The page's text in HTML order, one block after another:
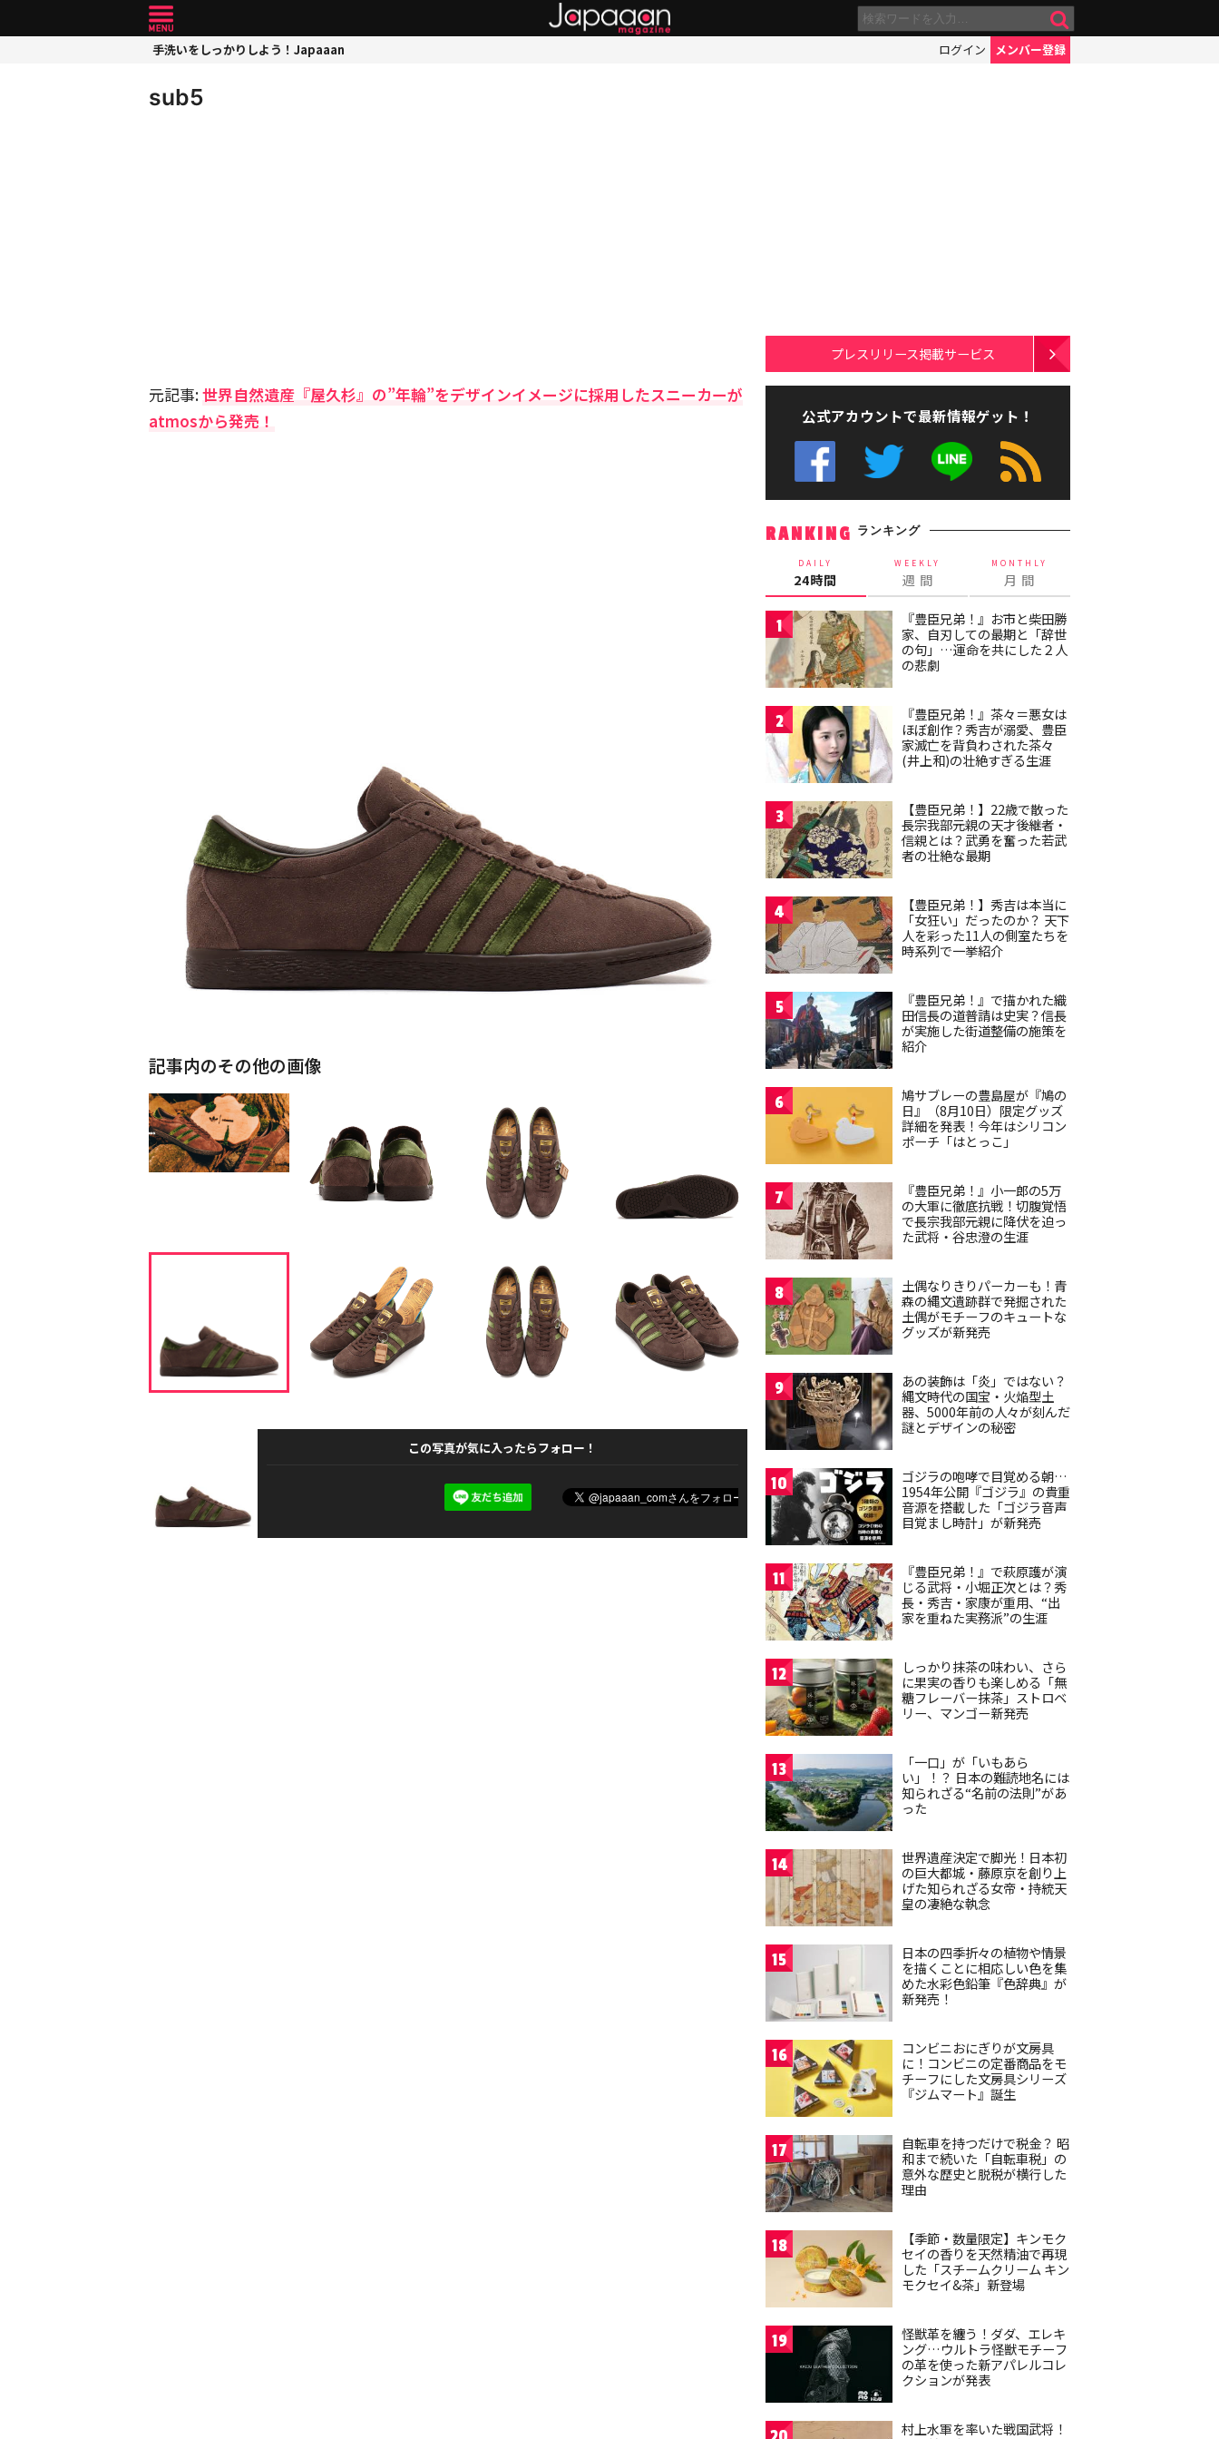
手洗いをしっかりしよう！Japaaan ログイン メンバー登録
sub5
元記事:世界自然遺産『屋久杉』の”年輪”をデザインイメージに採用したスニーカーが
atmosから発売！
記事内のその他の画像
この写真が気に入ったらフォロー！
プレスリリース掲載サービス
公式アカウントで最新情報ゲット！
RANKING ランキング
DAILY
24時間
WEEKLY
週 間
MONTHLY
月 間
1
『豊臣兄弟！』お市と柴田勝
家、自刃しての最期と「辞世
の句」…運命を共にした２人
の悲劇
2
『豊臣兄弟！』茶々＝悪女は
ほぼ創作？秀吉が溺愛、豊臣
家滅亡を背負わされた茶々
(井上和)の壮絶すぎる生涯
3
【豊臣兄弟！】22歳で散った
長宗我部元親の天才後継者・
信親とは？武勇を奮った若武
者の壮絶な最期
4
【豊臣兄弟！】秀吉は本当に
「女狂い」だったのか？ 天下
人を彩った11人の側室たちを
時系列で一挙紹介
5
『豊臣兄弟！』で描かれた織
田信長の道普請は史実？信長
が実施した街道整備の施策を
紹介
6
鳩サブレーの豊島屋が『鳩の
日』（8月10日）限定グッズ
詳細を発表！今年はシリコン
ポーチ「はとっこ」
7
『豊臣兄弟！』小一郎の5万
の大軍に徹底抗戦！切腹覚悟
で長宗我部元親に降伏を迫っ
た武将・谷忠澄の生涯
8
土偶なりきりパーカーも！青
森の縄文遺跡群で発掘された
土偶がモチーフのキュートな
グッズが新発売
9
あの装飾は「炎」ではない？
縄文時代の国宝・火焔型土
器、5000年前の人々が刻んだ
謎とデザインの秘密
10
ゴジラの咆哮で目覚める朝…
1954年公開『ゴジラ』の貴重
音源を搭載した「ゴジラ音声
目覚まし時計」が新発売
11
『豊臣兄弟！』で萩原護が演
じる武将・小堀正次とは？秀
長・秀吉・家康が重用、“出
家を重ねた実務派”の生涯
12
しっかり抹茶の味わい、さら
に果実の香りも楽しめる「無
糖フレーバー抹茶」ストロベ
リー、マンゴー新発売
13
「一口」が「いもあら
い」！？ 日本の難読地名には
知られざる“名前の法則”があ
った
14
世界遺産決定で脚光！日本初
の巨大都城・藤原京を創り上
げた知られざる女帝・持統天
皇の凄絶な執念
15
日本の四季折々の植物や情景
を描くことに相応しい色を集
めた水彩色鉛筆『色辞典』が
新発売！
16
コンビニおにぎりが文房具
に！コンビニの定番商品をモ
チーフにした文房具シリーズ
『ジムマート』誕生
17
自転車を持つだけで税金？ 昭
和まで続いた「自転車税」の
意外な歴史と脱税が横行した
理由
18
【季節・数量限定】キンモク
セイの香りを天然精油で再現
した「スチームクリーム キン
モクセイ&茶」新登場
19
怪獣革を纏う！ダダ、エレキ
ング…ウルトラ怪獣モチーフ
の革を使った新アパレルコレ
クションが発表
村上水軍を率いた戦国武将！